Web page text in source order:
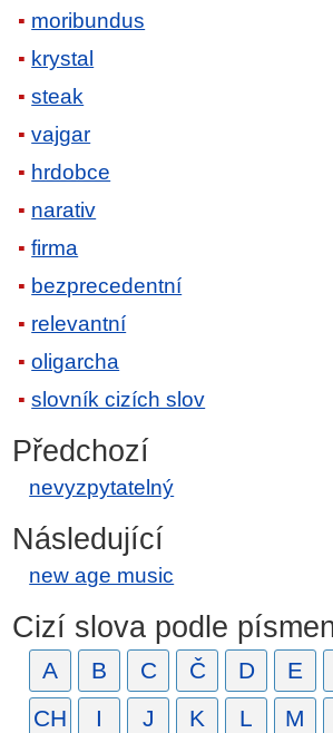
moribundus
krystal
steak
vajgar
hrdobce
narativ
firma
bezprecedentní
relevantní
oligarcha
slovník cizích slov
Předchozí
nevyzpytatelný
Následující
new age music
Cizí slova podle
A B C Č D E
CH
I J K L M